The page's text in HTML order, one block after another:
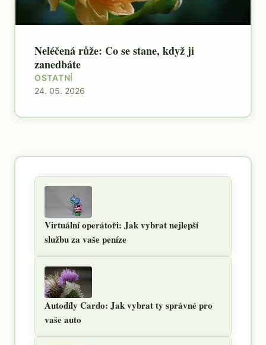
Neléčená růže: Co se stane, když ji
zanedbáte
OSTATNÍ
24. 05. 2026
Virtuální operátoři: Jak vybrat nejlepší
službu za vaše peníze
Autodíly Cardo: Jak vybrat ty správné pro
vaše auto